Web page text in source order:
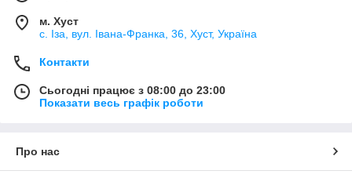
м. Хуст
с. Іза, вул. Івана-Франка, 36, Хуст, Україна
Контакти
Сьогодні працює з 08:00 до 23:00
Показати весь графік роботи
Про нас